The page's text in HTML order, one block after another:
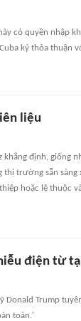
có quyền nhập
ký thỏa thuận
liệu
khẳng định, giống
trường sẵn sàng
hoặc lệ thuộc
điện từ
Donald Trump
toàn.'